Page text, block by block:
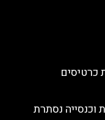
כרטיסים
וכנסייה נסתרת